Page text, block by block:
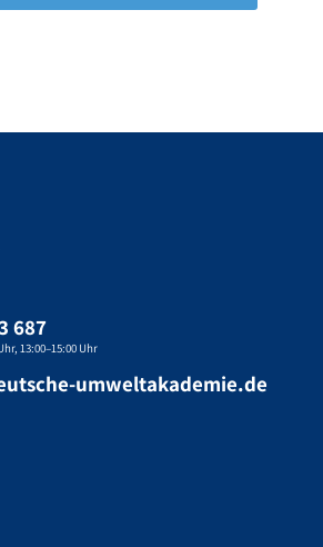
687
13:00–15:00 Uhr
umweltakademie.de